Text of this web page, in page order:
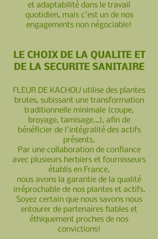
et adaptabilité dans le travail
quotidien, mais c'est un de nos
engagements non négociable!
LE CHOIX DE LA QUALITE ET
DE LA SECURITE SANITAIRE
FLEUR DE KACHOU utilise des plantes
brutes, subissant une transformation
traditionnelle minimale (coupe,
broyage, tamisage...), afin de
bénéficier de l'intégralité des actifs
présents.
Par une collaboration de confiance
avec plusieurs herbiers et fournisseurs
établis en France,
nous avons la garantie de la qualité
irréprochable de nos plantes et actifs.
Soyez certain que nous savons nous
entourer de partenaires fiables et
éthiquement proches de nos
convictions!